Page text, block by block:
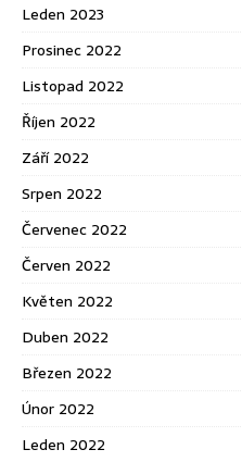
Leden 2023
Prosinec 2022
Listopad 2022
Říjen 2022
Září 2022
Srpen 2022
Červenec 2022
Červen 2022
Květen 2022
Duben 2022
Březen 2022
Únor 2022
Leden 2022